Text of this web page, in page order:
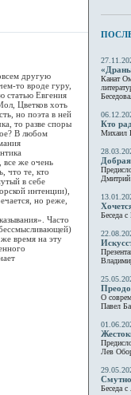
другую
то вроде гуру,
статью Евгения
Цветков хоть
но поэта в ней
то разве споры
В любом
все же очень
что те, кто
в себе
интенции),
но реже,
Часто
время на эту
Канат
Кто
Михаил
Беседа
О
Павел
Лев
Беседа